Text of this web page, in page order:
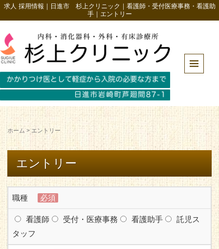
求人 採用情報｜日進市 杉上クリニック｜看護師・受付医療事務・看護助
手｜エントリー
ホーム > エントリー
エントリー
職種 必須
看護師 受付・医療事務 看護助手
託児ス
タッフ